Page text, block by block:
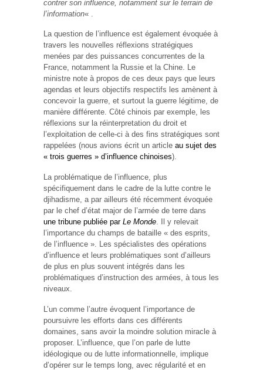
contrer son influence, notamment sur le terrain de
l’information« .
La question de l’influence est également évoquée à
travers les nouvelles réflexions stratégiques
menées par des puissances concurrentes de la
France, notamment la Russie et la Chine. Le
ministre note à propos de ces deux pays que leurs
agendas et leurs objectifs respectifs les amènent à
concevoir la guerre, et surtout la guerre légitime, de
manière différente. Côté chinois par exemple, les
réflexions sur la réinterpretation du droit et
l’exploitation de celle-ci à des fins stratégiques sont
rappelées (nous avions écrit un article au sujet des
« trois guerres » d’influence chinoises).
La problématique de l’influence, plus
spécifiquement dans le cadre de la lutte contre le
djihadisme, a par ailleurs été récemment évoquée
par le chef d’état major de l’armée de terre dans
une tribune publiée parLe Monde. Il y relevait
l’importance du champs de bataille « des esprits,
de l’influence ». Les spécialistes des opérations
d’influence et leurs problématiques sont d’ailleurs
de plus en plus souvent intégrés dans les
problématiques d’instruction des armées, à tous les
niveaux.
L’un comme l’autre évoquent l’importance de
poursuivre les efforts dans ces différents
domaines, sans avoir la moindre solution miracle à
proposer. L’influence, que l’on parle de lutte
idéologique ou de lutte informationnelle, implique
d’opérer sur le temps long, avec régularité et en